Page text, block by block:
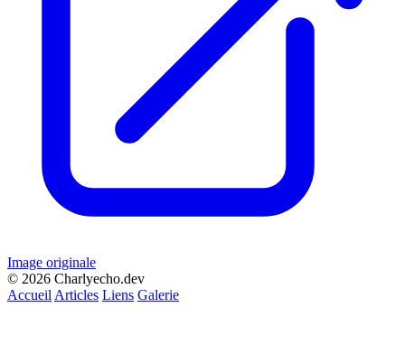
Image originale
© 2026 Charlyecho.dev
Accueil Articles Liens Galerie